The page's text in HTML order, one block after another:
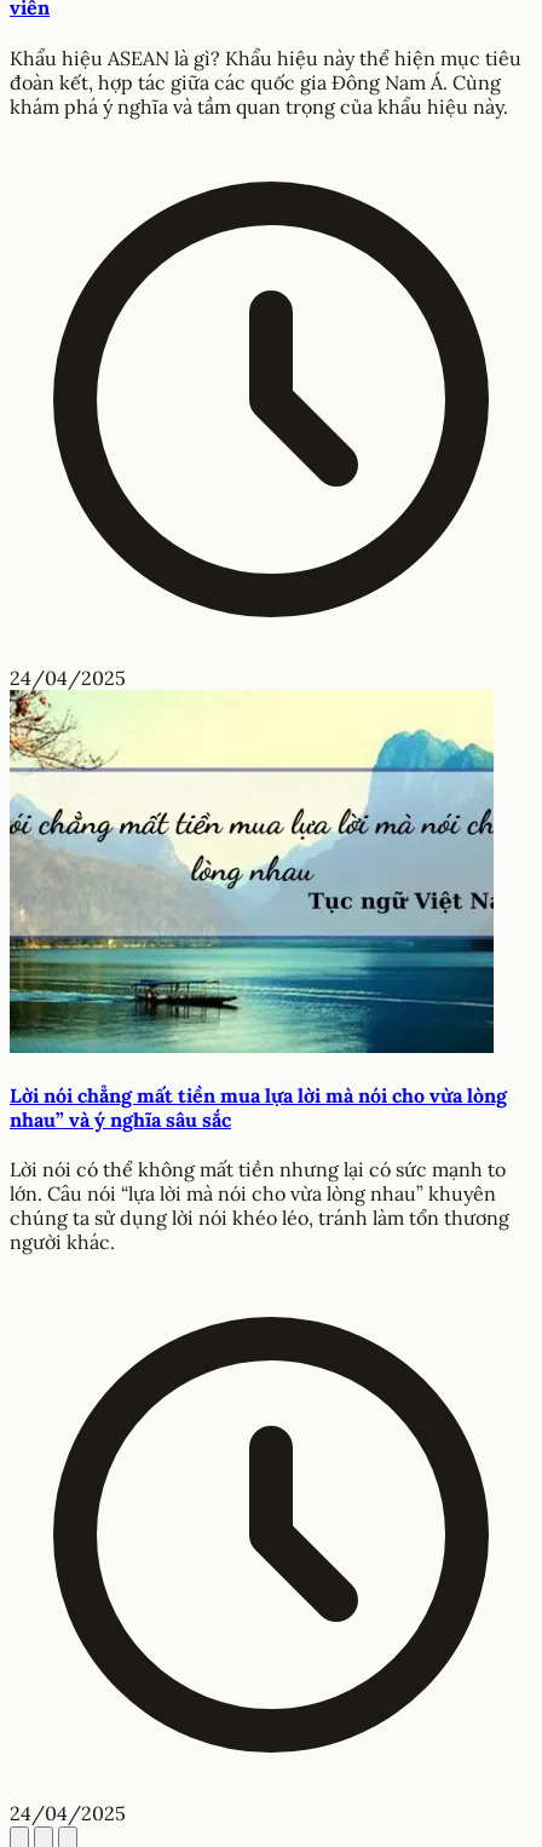
Khẩu hiệu ASEAN là gì và sự ảnh hưởng đến các thành
Khẩu hiệu ASEAN là gì? Khẩu hiệu này thể hiện mục tiêu
đoàn kết, hợp tác giữa các quốc gia Đông Nam Á. Cùng
khám phá ý nghĩa và tầm quan trọng của khẩu hiệu này.
24/04/2025
Lời nói chẳng mất tiền mua lựa lời mà nói cho vừa lòng
nhau” và ý nghĩa sâu sắc
Lời nói có thể không mất tiền nhưng lại có sức mạnh to
lớn. Câu nói “lựa lời mà nói cho vừa lòng nhau” khuyên
chúng ta sử dụng lời nói khéo léo, tránh làm tổn thương
người khác.